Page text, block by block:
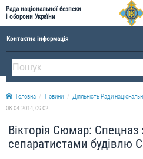
Рада національної безпеки
і оборони України
Контактна інформація
ПРО РНБОУ
Склад Ради національної безпеки і оборони
Апарат Ради національної безпеки і оборони
Історична довідка про діяльність Ради
Головна Новини
Діяльність Ради
08.04.2014, 09:02
Вікторія Сюмар: Спецназ
сепаратистами будівлю